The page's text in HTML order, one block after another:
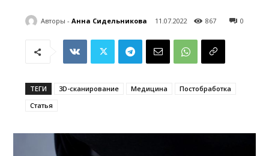
Авторы - Анна Сидельникова 11.07.2022 0
867
ТЕГИ 3D-сканирование Медицина
Постобработка
Статья